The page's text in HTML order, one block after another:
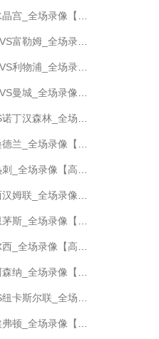
场录像【高清回放】
场录像【高清回放】
场录像【高清回放】
场录像【高清回放】
全场录像【高清回放】
场录像【高清回放】
录像【高清回放】
场录像【高清回放】
场录像【高清回放】
录像【高清回放】
场录像【高清回放】
全场录像【高清回放】
场录像【高清回放】